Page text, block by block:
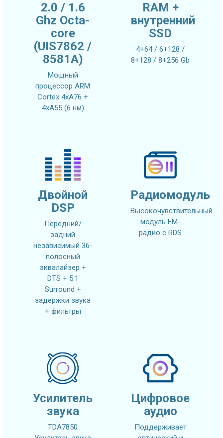
2.0 / 1.6
Ghz Octa-
core
(UIS7862 /
8581A)
Мощный
процессор ARM
Cortex 4xA76 +
4xA55 (6 нм)
RAM +
внутренний
SSD
4+64 / 6+128 /
8+128 / 8+256 Gb
Двойной
DSP
Передний/
задний
независимый 36-
полосный
эквалайзер +
DTS + 5.1
Surround +
задержки звука
+ фильтры
Радиомодуль
Высокочувствительный
модуль FM-
радио с RDS
Усилитель
звука
TDA7850
Цифровое
аудио
Поддерживает